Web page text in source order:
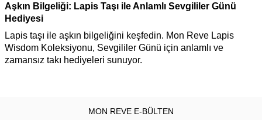
Aşkın Bilgeliği: Lapis Taşı ile Anlamlı Sevgililer Günü
Hediyesi
Lapis taşı ile aşkın bilgeliğini keşfedin. Mon Reve Lapis
Wisdom Koleksiyonu, Sevgililer Günü için anlamlı ve
zamansız takı hediyeleri sunuyor.
MON REVE E-BÜLTEN